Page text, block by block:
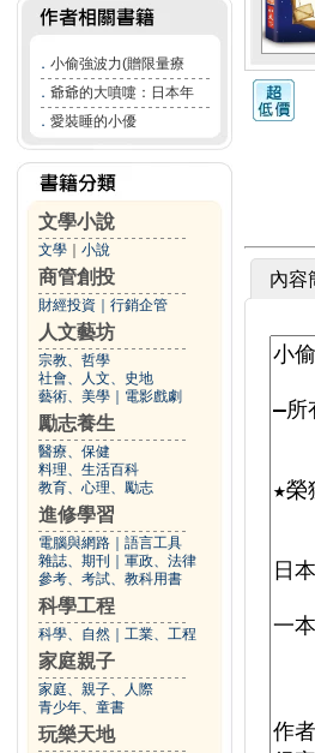
． 小偷強波力(贈限量療
． 爺爺的大噴嚏：日本年
． 愛裝睡的小優
文學小說
文學 小說
商管創投
財經投資 行銷企管
人文藝坊
宗教、哲學
社會、人文、史地
藝術、美學
電影戲劇
勵志養生
醫療、保健
料理、生活百科
教育、心理、勵志
進修學習
電腦與網路
語言工具
雜誌、期刊
軍政、法律
參考、考試、教科用書
科學工程
科學、自然 工業、工程
家庭親子
家庭、親子、人際
青少年、童書
玩樂天地
內容